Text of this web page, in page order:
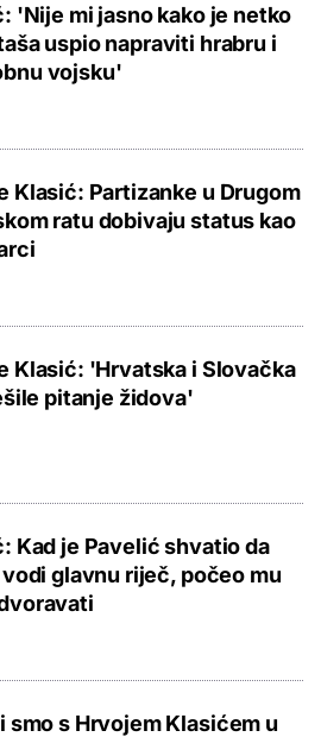
'Nije mi jasno kako je netko
uspio napraviti hrabru i
vojsku'
Klasić: Partizanke u Drugom
ratu dobivaju status kao
Klasić: 'Hrvatska i Slovačka
pitanje židova'
Kad je Pavelić shvatio da
glavnu riječ, počeo mu
smo s Hrvojem Klasićem u